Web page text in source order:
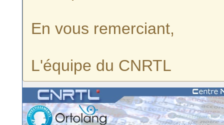
En vous remerciant,
L'équipe du CNRTL